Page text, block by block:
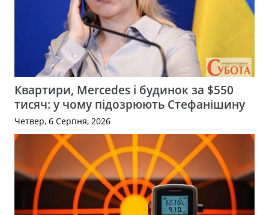
Квартири, Mercedes і будинок за $550
тисяч: у чому підозрюють Стефанішину
Четвер, 6 Серпня, 2026